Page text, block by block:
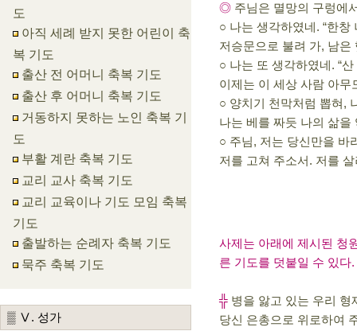
도
아직 세례 받지 못한 어린이 축
복 기도
출산 전 어머니 축복 기도
출산 후 어머니 축복 기도
거동하지 못하는 노인 축복 기
도
부활 계란 축복 기도
교리 교사 축복 기도
교리 교육이나 기도 모임 축복
기도
출발하는 순례자 축복 기도
묵주 축복 기도
▒ Ⅴ. 성가
◎ 주님은 멸망의 구렁에
○ 나는 생각하였네. “한
저승문으로 불려 가, 남
○ 나는 또 생각하였네. “
이제는 이 세상 사람 아무
○ 양치기 천막처럼 뽑혀,
나는 베를 짜듯 나의 삶
○ 주님, 저는 당신만을 바
저를 고쳐 주소서. 저를
사제는 아래에 제시된 청
른 기도를 덧붙일 수 있다.
╬ 병을 앓고 있는 우리 형
당신 은총으로 위로하여